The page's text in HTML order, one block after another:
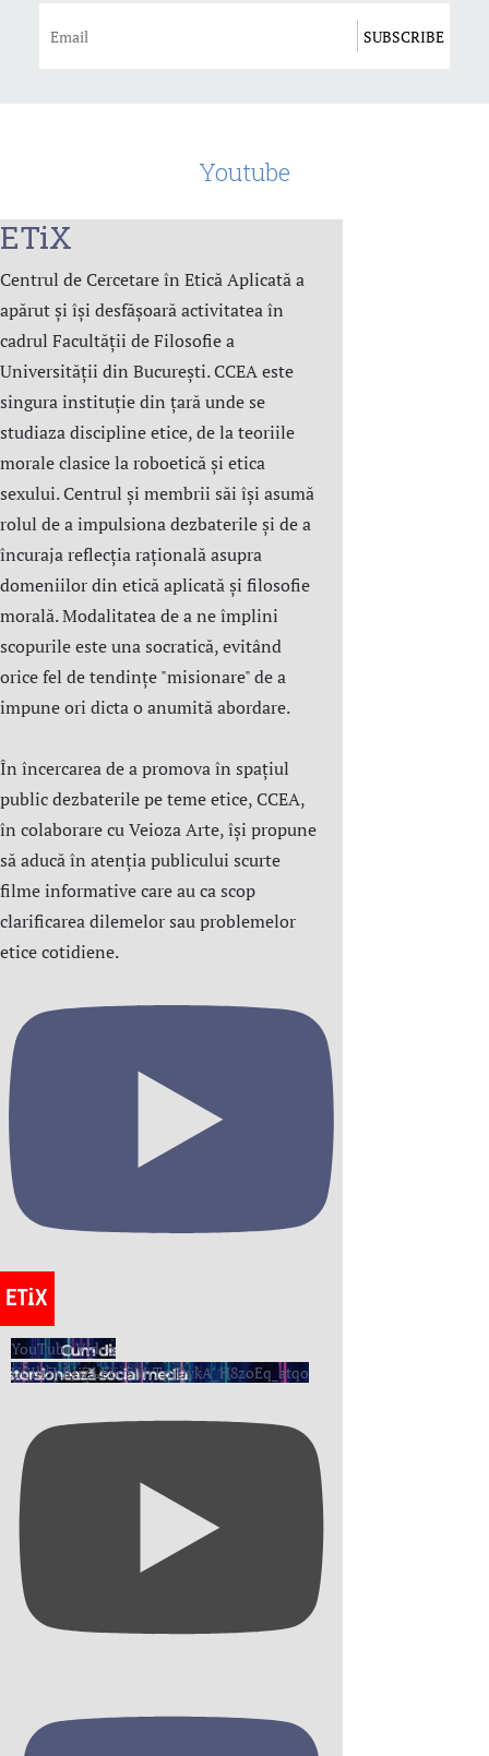
Youtube
ETiX
Centrul de Cercetare în Etică Aplicată a
apărut și își desfășoară activitatea în
cadrul Facultății de Filosofie a
Universității din București. CCEA este
singura instituție din țară unde se
studiaza discipline etice, de la teoriile
morale clasice la roboetică și etica
sexului. Centrul şi membrii săi îşi asumă
rolul de a impulsiona dezbaterile și de a
încuraja reflecția rațională asupra
domeniilor din etică aplicată şi filosofie
morală. Modalitatea de a ne împlini
scopurile este una socratică, evitând
orice fel de tendințe "misionare" de a
impune ori dicta o anumită abordare.
În încercarea de a promova în spațiul
public dezbaterile pe teme etice, CCEA,
în colaborare cu Veioza Arte, își propune
să aducă în atenția publicului scurte
filme informative care au ca scop
clarificarea dilemelor sau problemelor
etice cotidiene.
YouTube Video
UCIh5KRIiZLE6oSMrTpjDvkA_H8zoEq_atqo